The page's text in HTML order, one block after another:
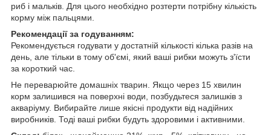
риб і мальків. Для цього необхідно розтерти потрібну кількість
корму між пальцями.
Рекомендації за годуванням:
Рекомендується годувати у достатній кількості кілька разів на
день, але тільки в тому об'ємі, який ваші рибки можуть з'їсти
за короткий час.
Не переварюйте домашніх тварин. Якщо через 15 хвилин
корм залишився на поверхні води, позбудьтеся залишків з
акваріуму. Вибирайте лише якісні продукти від надійних
виробників. Тоді ваші рибки будуть здоровими і активними.